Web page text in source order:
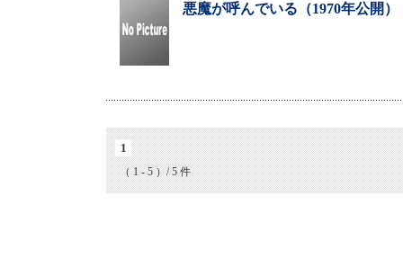
悪魔が呼んでいる（1970年公開）
1
（ 1 - 5 ）/ 5 件